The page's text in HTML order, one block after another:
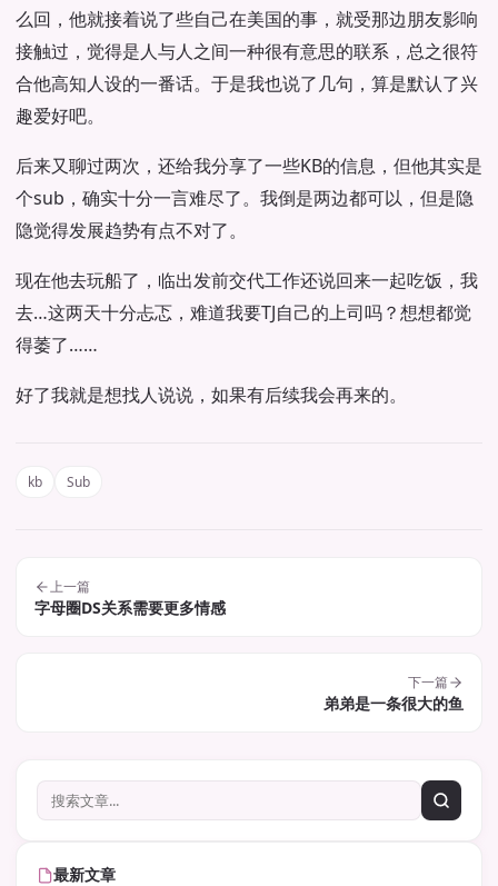
么回，他就接着说了些自己在美国的事，就受那边朋友影响
接触过，觉得是人与人之间一种很有意思的联系，总之很符
合他高知人设的一番话。于是我也说了几句，算是默认了兴
趣爱好吧。
后来又聊过两次，还给我分享了一些KB的信息，但他其实是
个sub，确实十分一言难尽了。我倒是两边都可以，但是隐
隐觉得发展趋势有点不对了。
现在他去玩船了，临出发前交代工作还说回来一起吃饭，我
去…这两天十分忐忑，难道我要TJ自己的上司吗？想想都觉
得萎了……
好了我就是想找人说说，如果有后续我会再来的。
kb Sub
上一篇
字母圈DS关系需要更多情感
下一篇
弟弟是一条很大的鱼
最新文章